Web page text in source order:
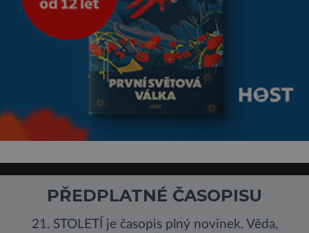
PŘEDPLATNÉ ČASOPISU
21. STOLETÍ je časopis plný novinek. Věda,